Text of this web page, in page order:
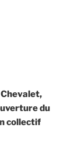
du
collectif